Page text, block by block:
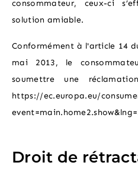
consommateur, ceux-ci
solution amiable.
Conformément à l'article 14
mai 2013, le
soumettre une
https://ec.europa.eu/
Droit de